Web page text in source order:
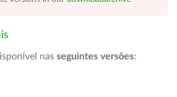
nas seguintes versões: